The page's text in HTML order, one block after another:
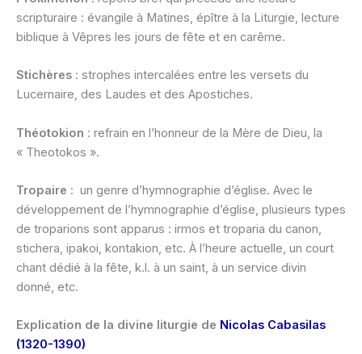
scripturaire : évangile à Matines, épître à la Liturgie, lecture
biblique à Vêpres les jours de fête et en carême.
Stichères : strophes intercalées entre les versets du
Lucernaire, des Laudes et des Apostiches.
Théotokion : refrain en l’honneur de la Mère de Dieu, la
« Theotokos ».
Tropaire : un genre d’hymnographie d’église. Avec le
développement de l’hymnographie d’église, plusieurs types
de troparions sont apparus : irmos et troparia du canon,
stichera, ipakoi, kontakion, etc. À l’heure actuelle, un court
chant dédié à la fête, k.l. à un saint, à un service divin
donné, etc.
Explication de la divine liturgie de Nicolas Cabasilas
(1320-1390)